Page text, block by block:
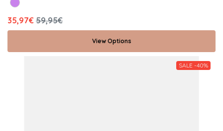
35,97€ 59,95€
View Options
SALE -40%